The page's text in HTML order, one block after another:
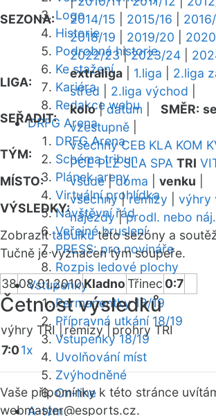
Logo
Historie
Podrobná historie
Ke stažení
Kariéra
Redakce webu
DRFG Arena
DRFG Arena
Schéma tribun
Plánek areny
Virtuální prohlídka
Návštěvní řád
Veřejné bruslení
PRESS: pro novináře
Rozpis ledové plochy
Vstupenky
Permanentky 18/19
Přípravná utkání 18/19
Vstupenky 18/19
Uvolňování míst
Zvýhodněné
On-line
A-tým
SEZONA:
2014/15
2015/16
2018/19
2019/20
2022/23|2023/24
LIGA:
extraliga 1.liga 2.liga
střed
2.liga východ
SEŘADIT:
kolo|datum SMĚR:
vzestupně
TÝM:
všechny CEB KLA KOM
PCE PLZ SLA SPA TRI
MÍSTO:
všude|doma venku
VÝSLEDKY:
všechny|remízy výhry
nájezdy|prodl. nebo náj.
Zobrazittabulkutéto sezóny a
Tučně je vyznačen tým soupeře.
3808.01.2010KladnoTřinec 0:7
Četnost výsledků
výhry TRI | remízy |prohry TRI
7:01x
Vaše připomínky k této stránce
webmaster@esports.cz.